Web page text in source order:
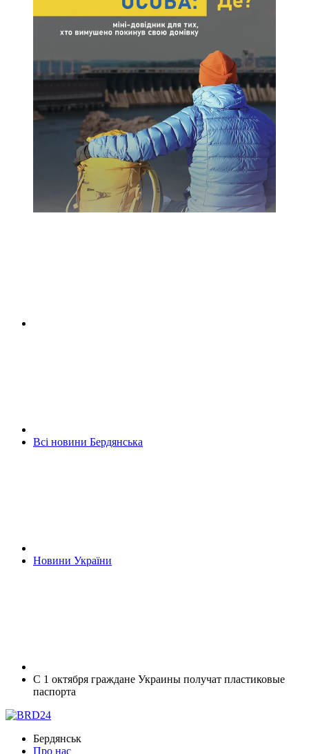
Всі новини Бердянська
Новини України
С 1 октября граждане Украины получат пластиковые
паспорта
Бердянськ
Про нас